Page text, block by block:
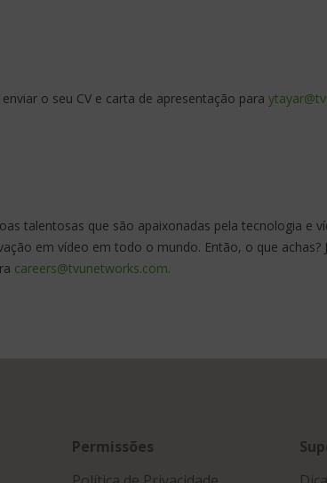
o seu CV e carta de apresentação para
talentosas que são apaixonadas pela tecnologia
em vídeo em todo o mundo. Então, o que
careers@tvunetworks.com.
Permissões